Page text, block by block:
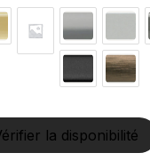
la disponibilité